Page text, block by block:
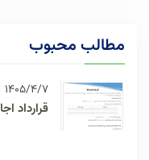
مطالب محبوب
1405/4/7
قرارداد